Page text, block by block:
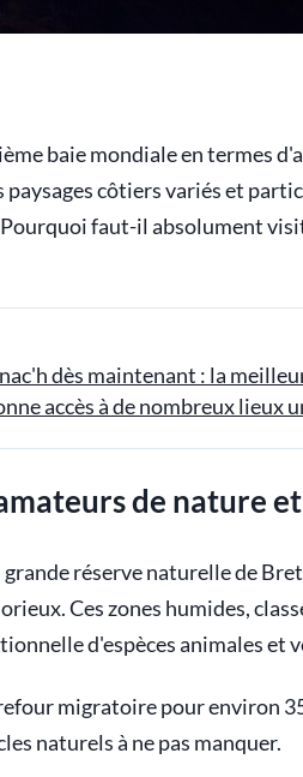
baie mondiale en termes
côtiers variés et
faut-il absolument
dès maintenant : la
accès à de nombreux lieux
de nature
réserve naturelle de
Ces zones humides,
d'espèces animales et
migratoire pour environ
naturels à ne pas manquer.